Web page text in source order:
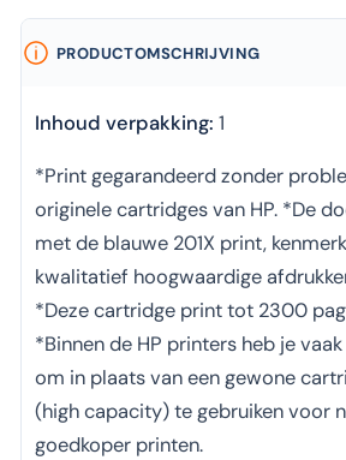
PRODUCTOMSCHRIJVING
Inhoud verpakking: 1
*Print gegarandeerd zonder
originele cartridges van HP. *De
met de blauwe 201X print,
kwalitatief hoogwaardige
*Deze cartridge print tot 2300
*Binnen de HP printers heb je
om in plaats van een gewone
(high capacity) te gebruiken voor
goedkoper printen.